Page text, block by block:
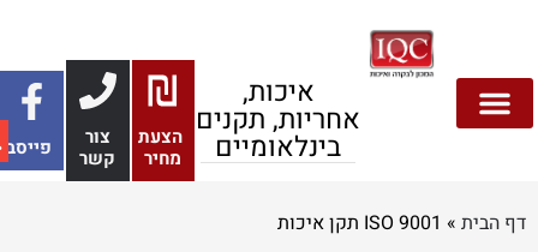
איכות,
אחריות, תקנים
בינלאומיים
הצעת
מחיר
צור
קשר
פייסבוק
הבית»ISO 9001 תקן איכות